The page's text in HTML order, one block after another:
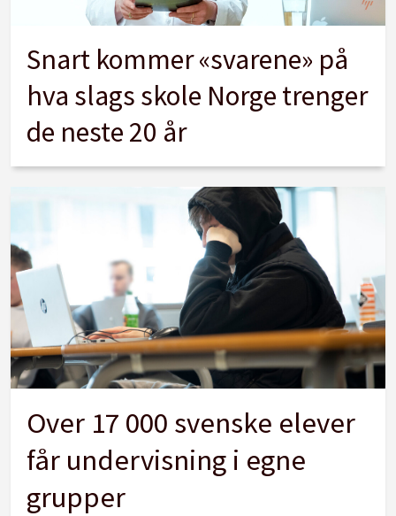
Snart kommer «svarene» på
hva slags skole Norge trenger
de neste 20 år
Over 17 000 svenske elever
får undervisning i egne
grupper